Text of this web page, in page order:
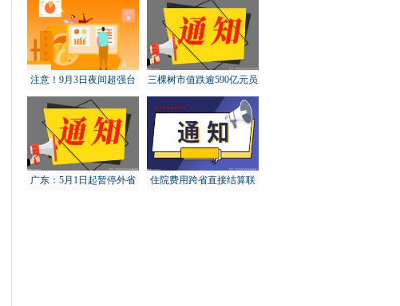
注意！9月3日夜间超强台
风“轩岚诺”将进入东海东
南
三棵树市值跌逾590亿元员
工大比例账面浮亏
广东：5月1日起暂停外省
住院费用跨省直接结算联